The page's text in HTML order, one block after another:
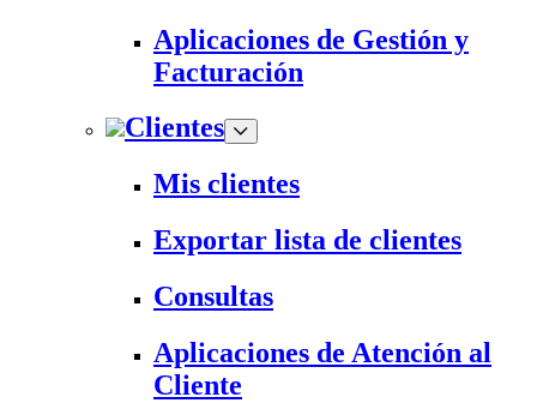
Aplicaciones de Gestión y
Facturación
Clientes
Mis clientes
Exportar lista de clientes
Consultas
Aplicaciones de Atención al
Cliente